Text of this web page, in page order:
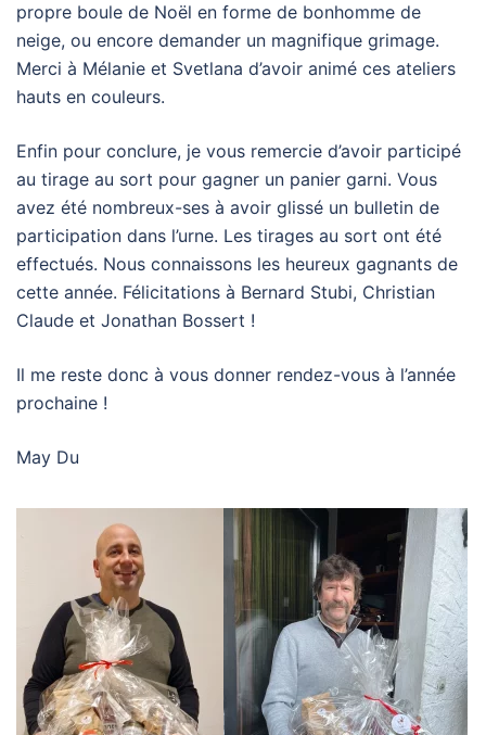
propre boule de Noël en forme de bonhomme de
neige, ou encore demander un magnifique grimage.
Merci à Mélanie et Svetlana d’avoir animé ces ateliers
hauts en couleurs.
Enfin pour conclure, je vous remercie d’avoir participé
au tirage au sort pour gagner un panier garni. Vous
avez été nombreux-ses à avoir glissé un bulletin de
participation dans l’urne. Les tirages au sort ont été
effectués. Nous connaissons les heureux gagnants de
cette année. Félicitations à Bernard Stubi, Christian
Claude et Jonathan Bossert !
Il me reste donc à vous donner rendez-vous à l’année
prochaine !
May Du